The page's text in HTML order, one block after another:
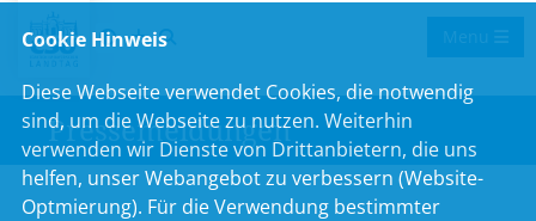
Menu
Pressemeldungen
Cookie Hinweis
Diese Webseite verwendet Cookies, die notwendig
sind, um die Webseite zu nutzen. Weiterhin
verwenden wir Dienste von Drittanbietern, die uns
helfen, unser Webangebot zu verbessern (Website-
Optmierung). Für die Verwendung bestimmter